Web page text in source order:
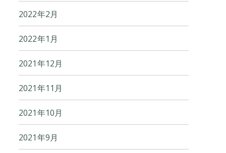
2022年2月
2022年1月
2021年12月
2021年11月
2021年10月
2021年9月